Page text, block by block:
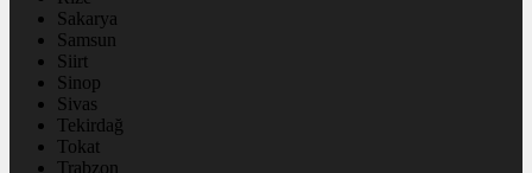
Sakarya
Samsun
Siirt
Sinop
Sivas
Tekirdağ
Tokat
Trabzon